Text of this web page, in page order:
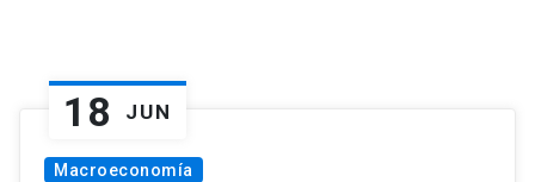
18 JUN
Macroeconomía